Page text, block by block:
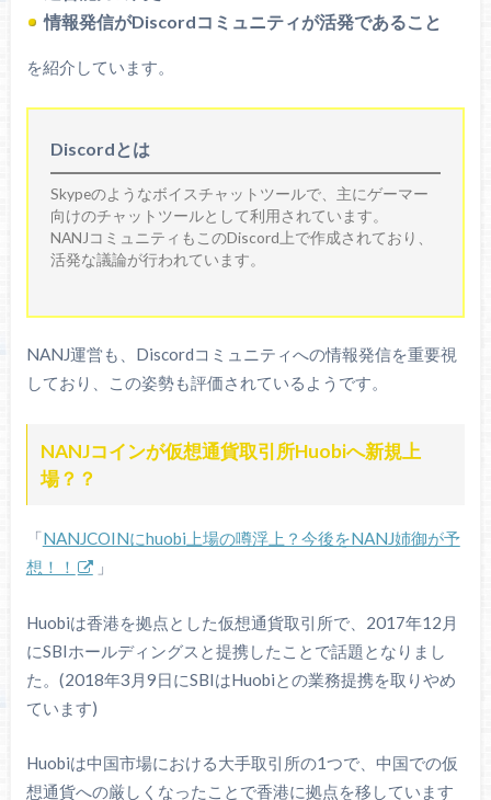
情報発信がDiscordコミュニティが活発であること
を紹介しています。
Discordとは
Skypeのようなボイスチャットツールで、主にゲーマー
向けのチャットツールとして利用されています。
NANJコミュニティもこのDiscord上で作成されており、
活発な議論が行われています。
NANJ運営も、Discordコミュニティへの情報発信を重要視
しており、この姿勢も評価されているようです。
NANJコインが仮想通貨取引所Huobiへ新規上
場？？
「NANJCOINにhuobi上場の噂浮上？今後をNANJ姉御が予
想！！
」
Huobiは香港を拠点とした仮想通貨取引所で、2017年12月
にSBIホールディングスと提携したことで話題となりまし
た。(2018年3月9日にSBIはHuobiとの業務提携を取りやめ
ています)
Huobiは中国市場における大手取引所の1つで、中国での仮
想通貨への厳しくなったことで香港に拠点を移しています